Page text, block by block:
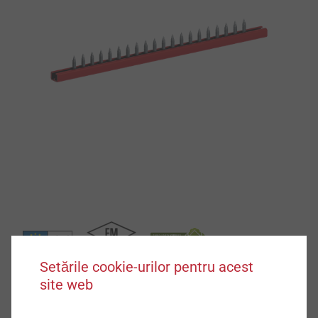
Specificații
Setările cookie-urilor pentru acest
site web